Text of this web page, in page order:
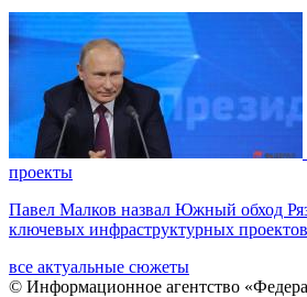
проекты
Павел Малков назвал Южный обход
ключевых инфраструктурных
все актуальные сюжеты
© Информационное агентство